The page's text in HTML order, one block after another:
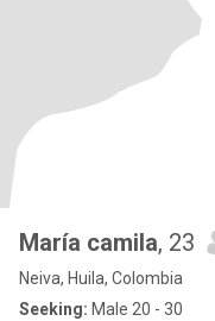
María camila, 23
Neiva, Huila, Colombia
Seeking: Male 20 - 30